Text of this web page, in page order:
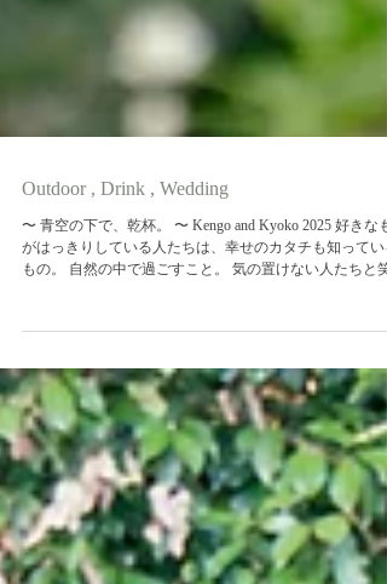
Outdoor , Drink , Wedding
〜 青空の下で、乾杯。 〜 Kengo and Kyoko 2025 好きな
こと。 美味しいビールを片手に、肩の力を抜くこと。 そ
む時間でした。 グラスの音が響くたび、祝福がまたひと
増えていく。 これは、乾杯のよく似合うおふたりの、と
も素敵な一日のお話です。 結婚式の朝は、いつも特別。
タッフ全員が新郎新婦のために動き、同じ景色を目指し
て、それぞれの持ち場で手を動かしていく。 時間との戦
でありながら、何もない場所に会場が生まれていくその
間には、ものづくりならではの高揚感があります。 この
は、その輪の中に愛用のテントを自ら設営するKengoさ
姿も。 いいチームで迎えた、最高のはじまりです。 外で
会場づくりが進み、部屋の中では、新婦のお支度が整っ